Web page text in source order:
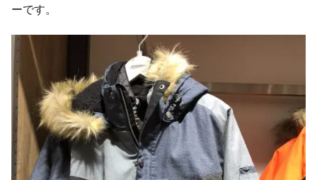
ーです。